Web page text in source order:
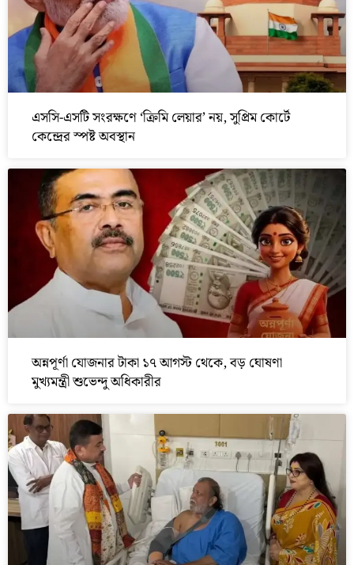
এসসি-এসটি সংরক্ষণে ‘ক্রিমি লেয়ার’ নয়, সুপ্রিম কোর্টে
কেন্দ্রের স্পষ্ট অবস্থান
অন্নপূর্ণা যোজনার টাকা ১৭ আগস্ট থেকে, বড় ঘোষণা
মুখ্যমন্ত্রী শুভেন্দু অধিকারীর